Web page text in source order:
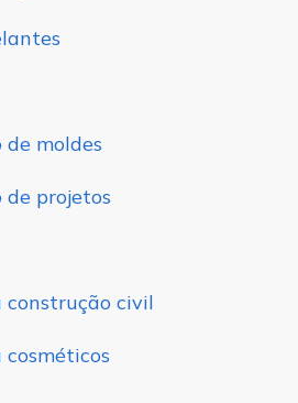
moldes
de projetos
construção civil